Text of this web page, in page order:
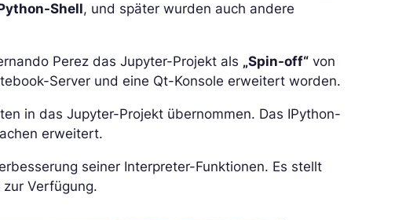
Shell, und später wurden auch andere
Perez das Jupyter-Projekt als „Spin-off“ von
Server und eine Qt-Konsole erweitert worden.
in das Jupyter-Projekt übernommen. Das IPython-
erweitert.
seiner Interpreter-Funktionen. Es stellt
Verfügung.